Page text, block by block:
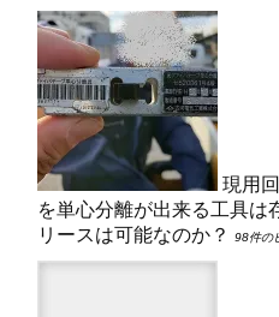
現用
を単心分離が出来る工具は
リースは可能なのか？
98件の